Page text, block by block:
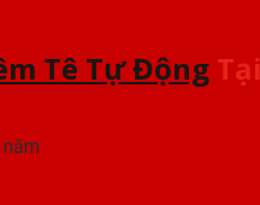
Tê Tự Động Tại